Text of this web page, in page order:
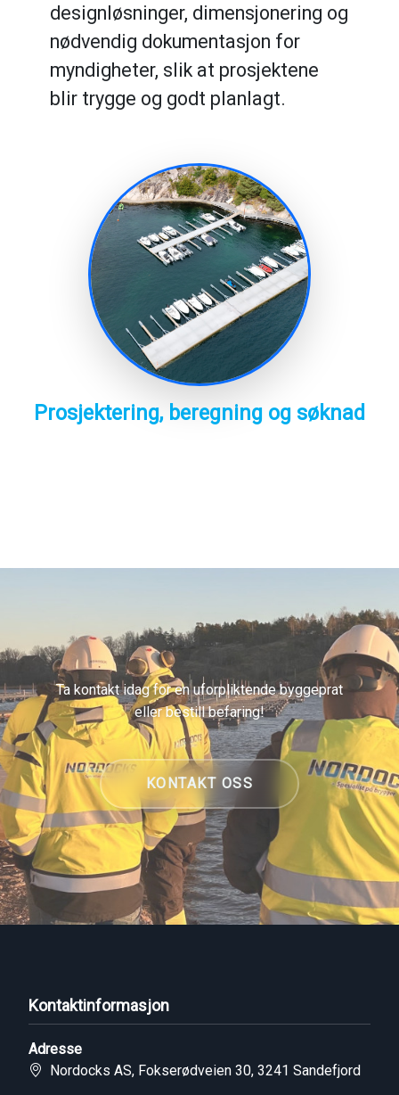
designløsninger, dimensjonering og
nødvendig dokumentasjon for
myndigheter, slik at prosjektene
blir trygge og godt planlagt.
Prosjektering, beregning og søknad
Ta kontakt idag for en uforpliktende byggeprat
eller bestill befaring!
KONTAKT OSS
Kontaktinformasjon
Adresse
Nordocks AS, Fokserødveien 30, 3241 Sandefjord